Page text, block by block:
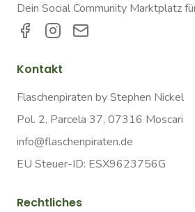
Dein Social Community Marktplatz
Kontakt
Flaschenpiraten by Stephen Nickel
Pol. 2, Parcela 37, 07316 Moscari
info@flaschenpiraten.de
EU Steuer-ID: ESX9623756G
Rechtliches